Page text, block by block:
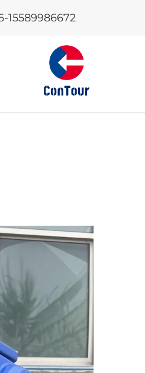
15589986672